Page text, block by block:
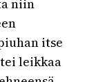
niin
itse
leikkaa